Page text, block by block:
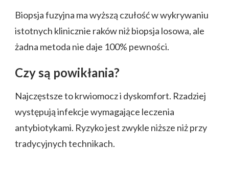
Biopsja fuzyjna ma wyższą czułość w wykrywaniu
istotnych klinicznie raków niż biopsja losowa, ale
żadna metoda nie daje 100% pewności.
Czy są powikłania?
Najczęstsze to krwiomocz i dyskomfort. Rzadziej
występują infekcje wymagające leczenia
antybiotykami. Ryzyko jest zwykle niższe niż przy
tradycyjnych technikach.